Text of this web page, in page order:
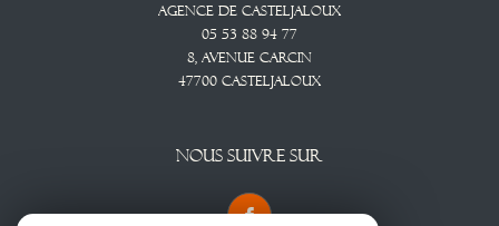
Agence De Casteljaloux
05 53 88 94 77
8, Avenue CARCIN
47700
CASTELJALOUX
NOUS SUIVRE SUR